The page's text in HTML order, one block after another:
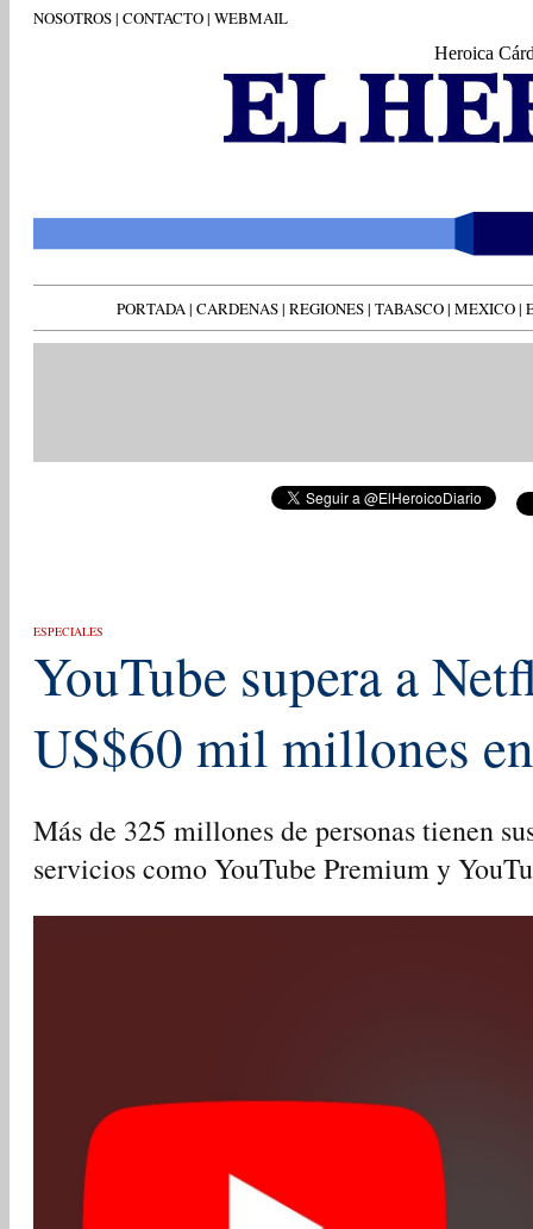
NOSOTROS| CONTACTO| WEBMAIL
Heroica
PORTADA| CARDENAS| REGIONES| TABASCO| MEXICO|
ESPECIALES
YouTube supera a
US$60 mil millones
Más de 325 millones de personas tienen
servicios como YouTube Premium y